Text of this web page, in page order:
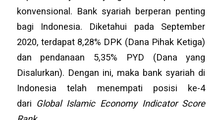
konvensional. Bank syariah berperan penting
bagi Indonesia. Diketahui pada September
2020, terdapat 8,28% DPK (Dana Pihak Ketiga)
dan pendanaan 5,35% PYD (Dana yang
Disalurkan). Dengan ini, maka bank syariah di
Indonesia telah menempati posisi ke-4
dari Global Islamic Economy Indicator Score